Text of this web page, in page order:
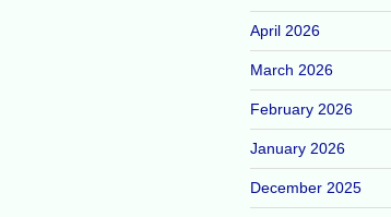
April 2026
March 2026
February 2026
January 2026
December 2025